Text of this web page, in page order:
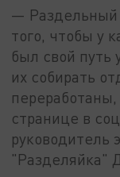
— Раздельный
того, чтобы у
был свой путь
их собирать
странице в
руководитель
"Разделяйка"